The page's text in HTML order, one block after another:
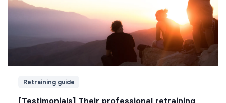
Retraining guide